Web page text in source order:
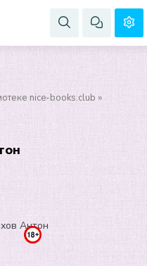
nice-books.club »